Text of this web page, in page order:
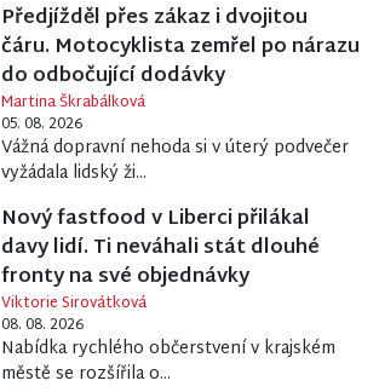
Předjížděl přes zákaz i dvojitou
čáru. Motocyklista zemřel po nárazu
do odbočující dodávky
Martina Škrabálková
05. 08. 2026
Vážná dopravní nehoda si v úterý podvečer
vyžádala lidský ži...
Nový fastfood v Liberci přilákal
davy lidí. Ti neváhali stát dlouhé
fronty na své objednávky
Viktorie Sirovátková
08. 08. 2026
Nabídka rychlého občerstvení v krajském
městě se rozšířila o...